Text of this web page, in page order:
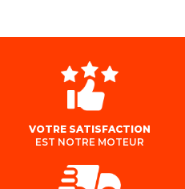
VOTRE SATISFACTION
EST NOTRE MOTEUR